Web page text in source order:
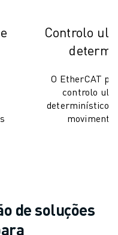
Controlo
O EtherCAT
controlo
determinístico
movimento
de soluções